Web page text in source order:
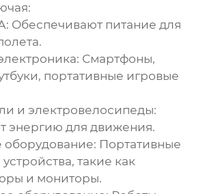
Обеспечивают питание для
Смартфоны,
портативные игровые
и электровелосипеды:
энергию для движения.
Портативные
такие как
и мониторы.